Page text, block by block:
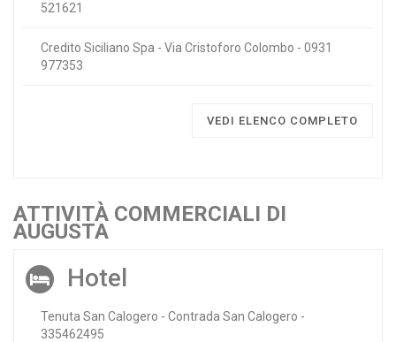
521621
Credito Siciliano Spa - Via Cristoforo Colombo - 0931
977353
VEDI ELENCO COMPLETO
ATTIVITÀ COMMERCIALI DI
AUGUSTA
Hotel
Tenuta San Calogero - Contrada San Calogero -
335462495